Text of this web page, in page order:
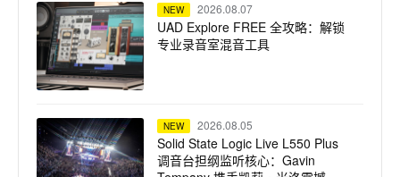
NEW 2026.08.07
UAD Explore FREE 全攻略：解锁
专业录音室混音工具
NEW 2026.08.05
Solid State Logic Live L550 Plus
调音台担纲监听核心：Gavin